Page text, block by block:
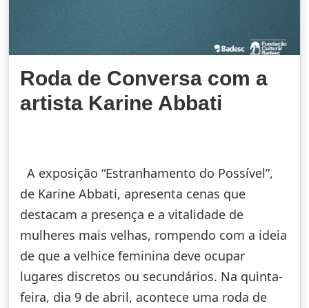
Roda de Conversa com a
artista Karine Abbati
A exposição “Estranhamento do Possível”,
de Karine Abbati, apresenta cenas que
destacam a presença e a vitalidade de
mulheres mais velhas, rompendo com a ideia
de que a velhice feminina deve ocupar
lugares discretos ou secundários. Na quinta-
feira, dia 9 de abril, acontece uma roda de